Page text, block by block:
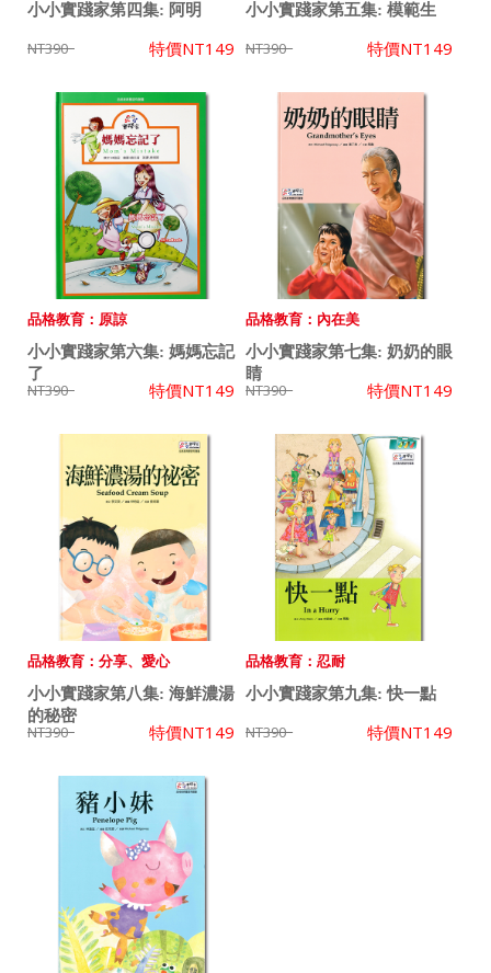
小小實踐家第四集: 阿明
NT390 特價NT149
小小實踐家第五集: 模範生
NT390 特價NT149
品格教育：原諒
小小實踐家第六集: 媽媽忘記
了
NT390 特價NT149
品格教育：內在美
小小實踐家第七集: 奶奶的眼
睛
NT390 特價NT149
品格教育：分享、愛心
小小實踐家第八集: 海鮮濃湯
的秘密
NT390 特價NT149
品格教育：忍耐
小小實踐家第九集: 快一點
NT390 特價NT149